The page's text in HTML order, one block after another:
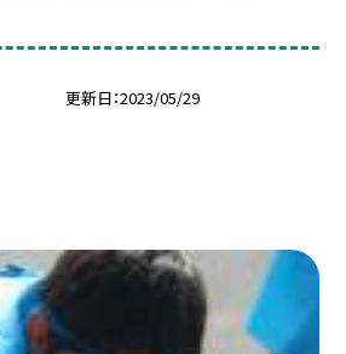
更新日 2023/05/29